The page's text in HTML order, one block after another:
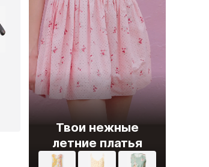
Твои нежные
летние платья